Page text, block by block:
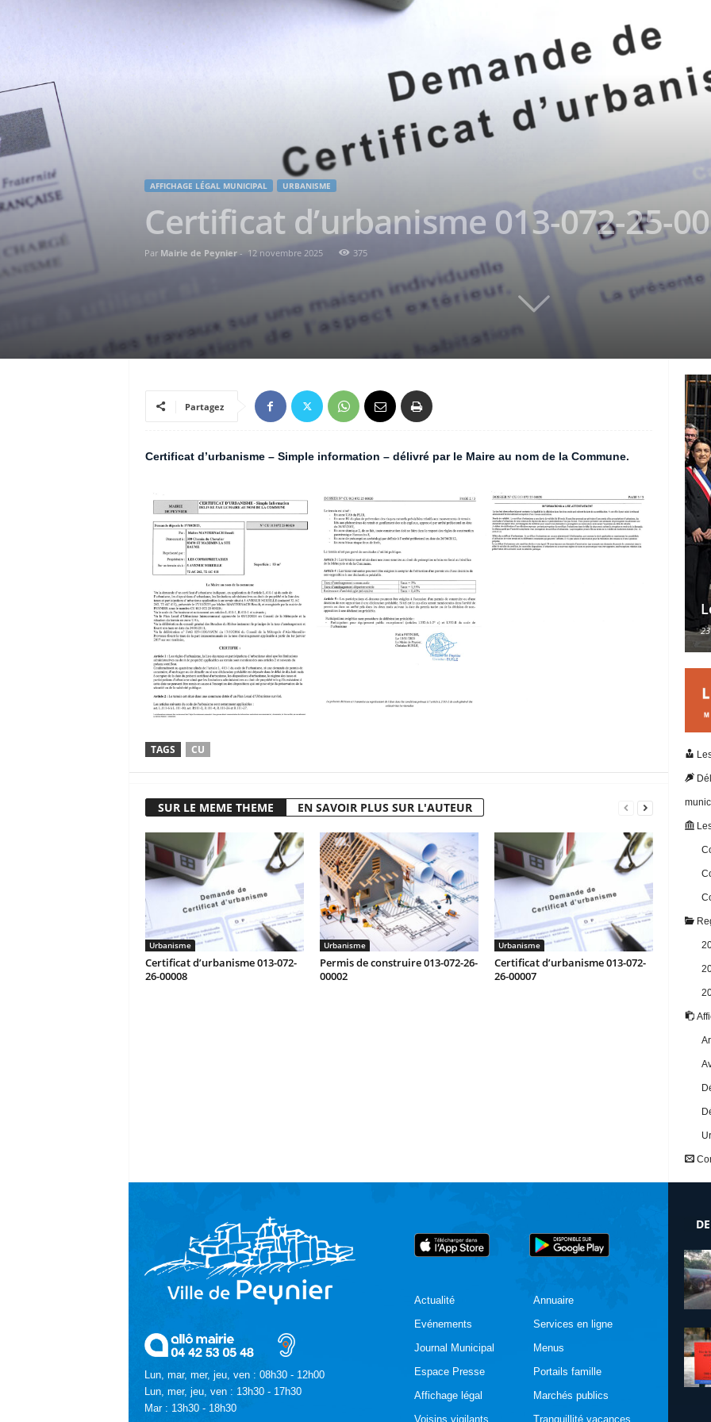
AFFICHAGE LÉGAL MUNICIPAL URBANISME
Certificat d’urbanisme 013-072-25-
Par Mairie de Peynier- 12 novembre 2025 375
Partagez
Certificat d’urbanisme – Simple information – délivré par le Maire au nom de la Commune.
TAGS CU
SUR LE MEME THEME EN SAVOIR PLUS SUR L'AUTEUR
Urbanisme
Certificat d’urbanisme 013-072-
26-00008
Urbanisme
Permis de construire 013-072-26-
00002
Urbanisme
Certificat d’urbanisme 013-072-
26-00007
Lun, mar, mer, jeu, ven : 08h30 - 12h00
Lun, mer, jeu, ven : 13h30 - 17h30
Mar : 13h30 - 18h30
Actualité
Evénements
Journal Municipal
Espace Presse
Affichage légal
Voisins vigilants
Annuaire
Services en ligne
Menus
Portails famille
Marchés publics
Tranquillité vacances